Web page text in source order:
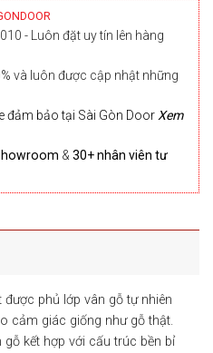
- Luôn đặt uy tín lên hàng
và luôn được cập nhật những
đảm bảo tại Sài Gòn Door Xem
& 30+ nhân viên tư
được phủ lớp vân gỗ tự nhiên
cảm giác giống như gỗ thật.
kết hợp với cấu trúc bền bỉ